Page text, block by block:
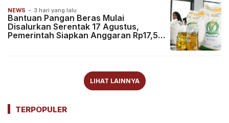
NEWS - 3 hari yang lalu
Bantuan Pangan Beras Mulai
Disalurkan Serentak 17 Agustus,
Pemerintah Siapkan Anggaran Rp17,52
LIHAT LAINNYA
TERPOPULER